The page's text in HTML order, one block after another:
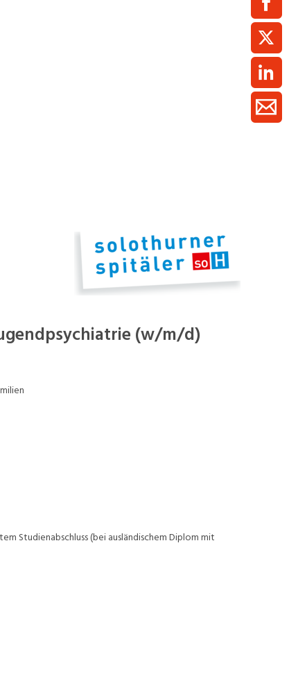
(w/m/d)
Studienabschluss (bei ausländischem Diplom mit